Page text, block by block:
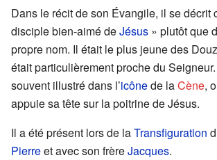
Dans le récit de son Évangile, il se décrit
disciple bien-aimé deJésus » plutôt que
propre nom. Il était le plus jeune des
était particulièrement proche du
souvent illustré dans l’icônede laCène,
appuie sa tête sur la poitrine de Jésus.
Il a été présent lors de laTransfiguration
Pierreet avec son frèreJacques.